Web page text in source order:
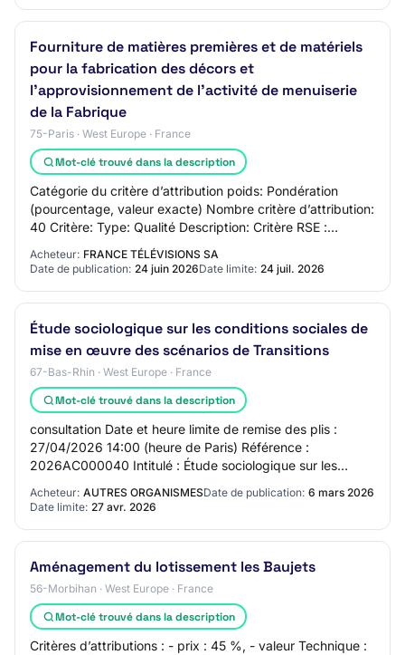
Fourniture de matières premières et de matériels
pour la fabrication des décors et
l’approvisionnement de l’activité de menuiserie
de la Fabrique
75-Paris · West Europe · France
Mot-clé trouvé dans la description
Catégorie du critère d’attribution poids: Pondération
(pourcentage, valeur exacte) Nombre critère d’attribution:
40 Critère: Type: Qualité Description: Critère RSE :
Performance environnementale des…
Acheteur: FRANCE TÉLÉVISIONS SA
Date de publication: 24 juin 2026Date limite: 24 juil. 2026
Étude sociologique sur les conditions sociales de
mise en œuvre des scénarios de Transitions
67-Bas-Rhin · West Europe · France
Mot-clé trouvé dans la description
consultation Date et heure limite de remise des plis :
27/04/2026 14:00 (heure de Paris) Référence :
2026AC000040 Intitulé : Étude sociologique sur les
Acheteur: AUTRES ORGANISMESDate de publication: 6 mars 2026
Date limite: 27 avr. 2026
Aménagement du lotissement les Baujets
56-Morbihan · West Europe · France
Mot-clé trouvé dans la description
Critères d’attributions : - prix : 45 %, - valeur Technique :